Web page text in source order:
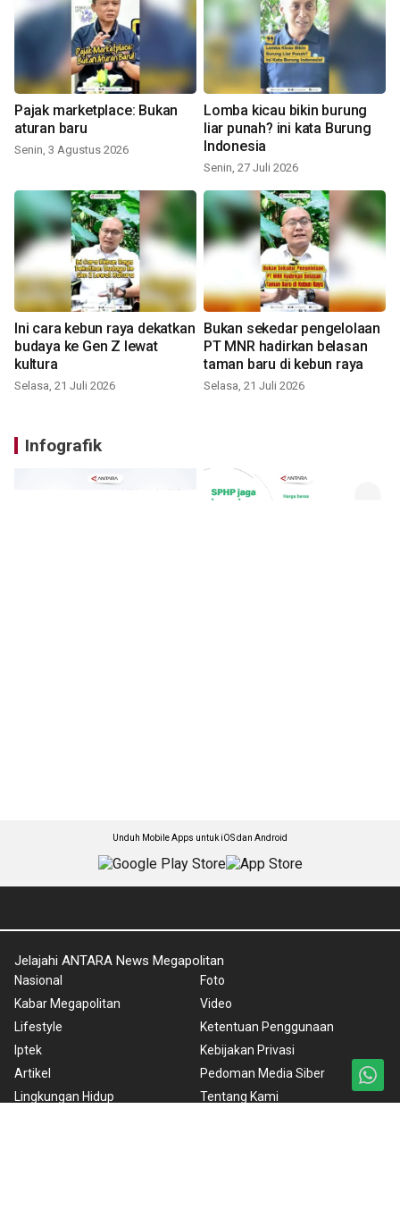
Pajak marketplace: Bukan
aturan baru
Senin, 3 Agustus 2026
Lomba kicau bikin burung
liar punah? ini kata Burung
Indonesia
Senin, 27 Juli 2026
Ini cara kebun raya dekatkan
budaya ke Gen Z lewat
kultura
Selasa, 21 Juli 2026
Bukan sekedar pengelolaan
PT MNR hadirkan belasan
taman baru di kebun raya
Selasa, 21 Juli 2026
Infografik
Unduh Mobile Apps untuk iOS dan Android
Jelajahi ANTARA News Megapolitan
Nasional
Kabar Megapolitan
Lifestyle
Iptek
Artikel
Lingkungan Hidup
Foto
Video
Ketentuan Penggunaan
Kebijakan Privasi
Pedoman Media Siber
Tentang Kami